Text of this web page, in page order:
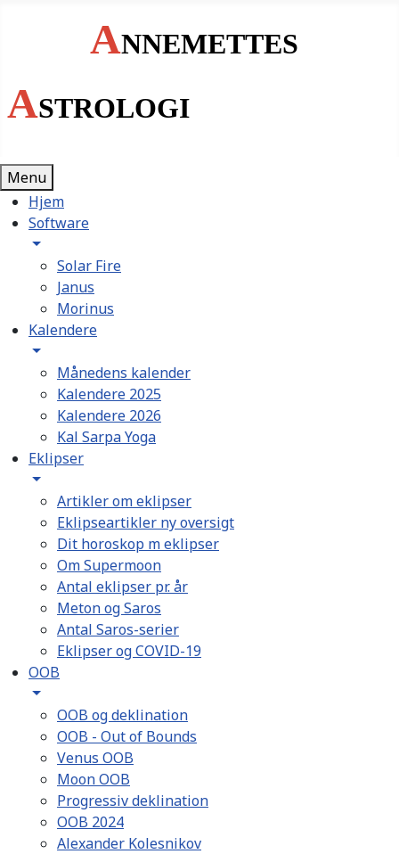
ANNEMETTES
ASTROLOGI
Menu
Hjem
Software
Solar Fire
Janus
Morinus
Kalendere
Månedens kalender
Kalendere 2025
Kalendere 2026
Kal Sarpa Yoga
Eklipser
Artikler om eklipser
Eklipseartikler ny oversigt
Dit horoskop m eklipser
Om Supermoon
Antal eklipser pr. år
Meton og Saros
Antal Saros-serier
Eklipser og COVID-19
OOB
OOB og deklination
OOB - Out of Bounds
Venus OOB
Moon OOB
Progressiv deklination
OOB 2024
Alexander Kolesnikov